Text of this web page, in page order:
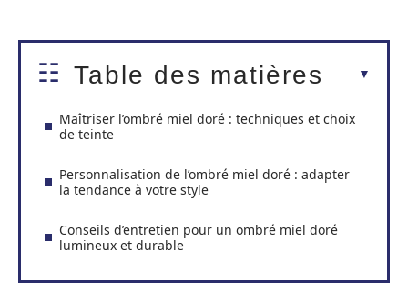
Table des matières
Maîtriser l’ombré miel doré : techniques et choix
de teinte
Personnalisation de l’ombré miel doré : adapter
la tendance à votre style
Conseils d’entretien pour un ombré miel doré
lumineux et durable